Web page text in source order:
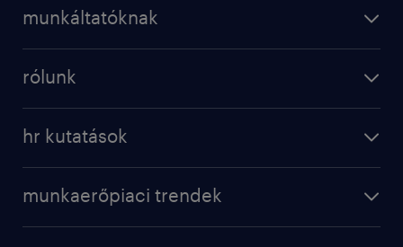
munkáltatóknak
rólunk
hr kutatások
munkaerőpiaci trendek